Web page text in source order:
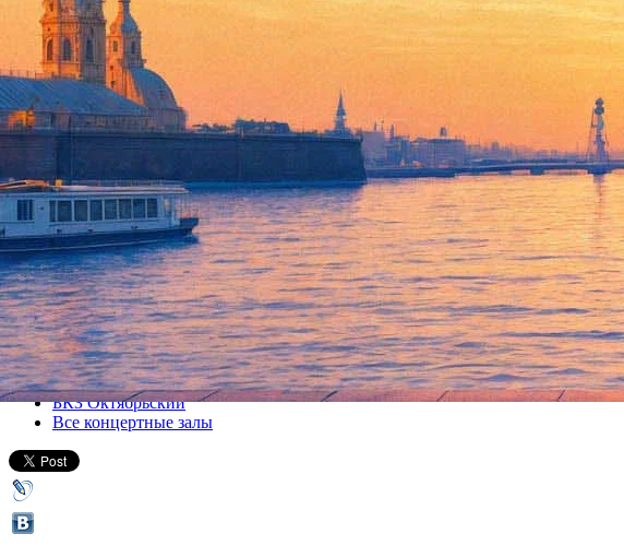
Мирей Матье встретится в БКЗ с
04 марта 2014, вторник,19.00
Версия для печати
Все концерты
БКЗ Октябрьский
Все концертные залы